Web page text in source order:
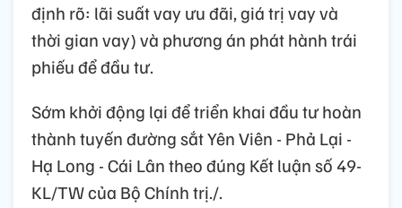
định rõ: lãi suất vay ưu đãi, giá trị vay và
thời gian vay) và phương án phát hành trái
phiếu để đầu tư.
Sớm khởi động lại để triển khai đầu tư hoàn
thành tuyến đường sắt Yên Viên - Phả Lại -
Hạ Long - Cái Lân theo đúng Kết luận số 49-
KL/TW của Bộ Chính trị./.